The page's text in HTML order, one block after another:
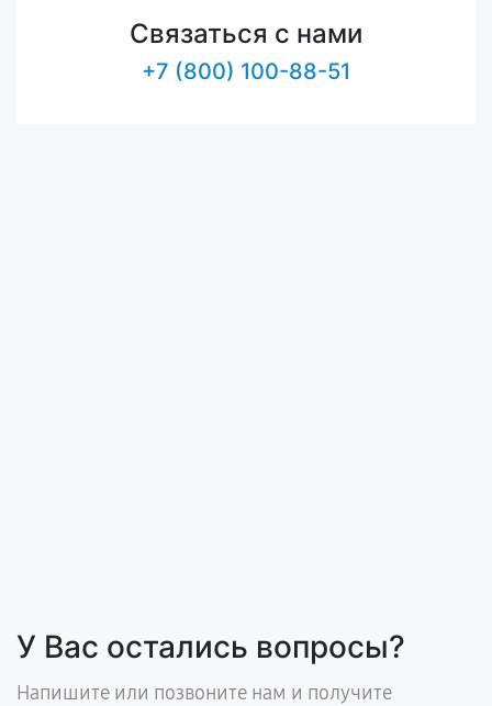
Связаться с нами
+7 (800) 100-88-51
У Вас остались вопросы?
Напишите или позвоните нам и получите